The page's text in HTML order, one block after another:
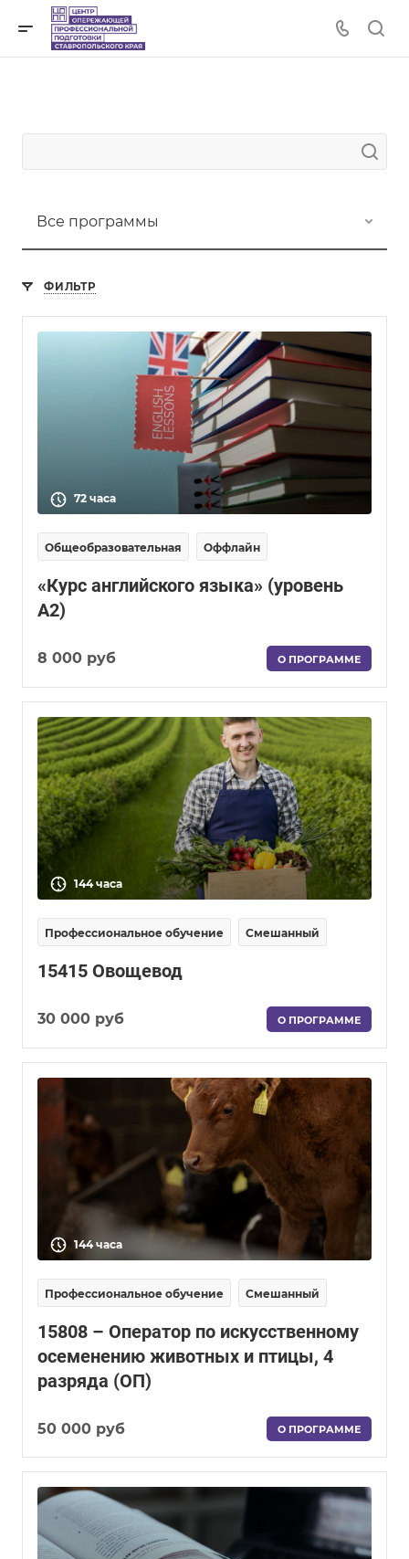
Все программы
ФИЛЬТР
72 часа
Общеобразовательная Оффлайн
«Курс английского языка» (уровень
А2)
8 000 руб О ПРОГРАММЕ
144 часа
Профессиональное обучение Смешанный
15415 Овощевод
30 000 руб О ПРОГРАММЕ
144 часа
Профессиональное обучение Смешанный
15808 – Оператор по искусственному
осеменению животных и птицы, 4
разряда (ОП)
50 000 руб О ПРОГРАММЕ